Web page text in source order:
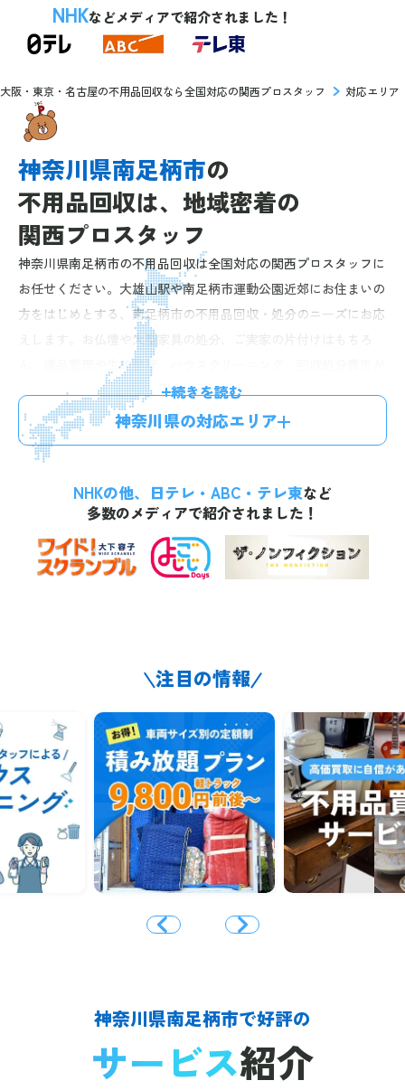
NHKなどメディアで紹介されました！
大阪・東京・名古屋の不用品回収なら全国対応の関西プロスタッフ 対応エリア
神奈川県南足柄市の
不用品回収は、 地域密着の
関西プロスタッフ
神奈川県南足柄市の不用品回収は全国対応の関西プロスタッフに
お任せください。大雄山駅や南足柄市運動公園近郊にお住まいの
方をはじめとする、南足柄市の不用品回収・処分のニーズにお応
えします。お仏壇や大型家具の処分、ご実家の片付けはもちろ
ん、遺品整理や生前整理、ハウスクリーニング、回収処分費用が
お得になる不用品買取などのオプションプランもご提供。経験豊
富なスタッフが迅速丁寧に対応しますので、安心してお任せいた
だけます。お電話一本で最短60分、無料のお見積りにお伺い。明
確な料金体系で、お見積り後の追加料金はございませんので、お
気軽にお問い合わせください。
続きを読む
神奈川県の対応エリア
NHKの他、日テレ・ABC・テレ東など
多数のメディアで紹介されました！
注目の情報
神奈川県南足柄市で好評の
サービス紹介